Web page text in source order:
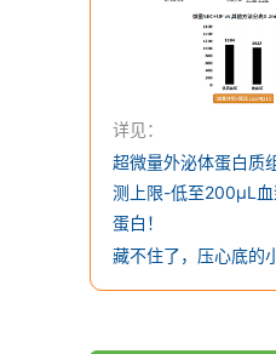
详见：
超微量外泌体蛋白质
测上限-低至200μL
蛋白！
藏不住了，压心底的